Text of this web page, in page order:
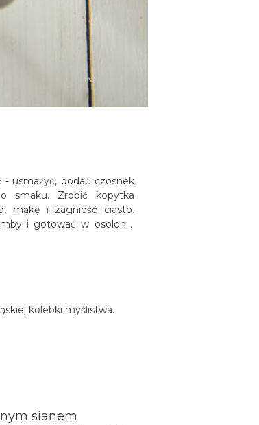
usmażyć, dodać czosnek
smaku. Zrobić kopytka
mąkę i zagnieść ciasto.
i gotować w osolonej
kolebki myślistwa.
sianem